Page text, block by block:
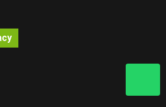
mazzette colore tipo ral, ncs o sikkens
accessori per la posa del battiscopa o